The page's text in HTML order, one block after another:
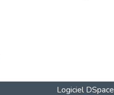
Logiciel DSpace